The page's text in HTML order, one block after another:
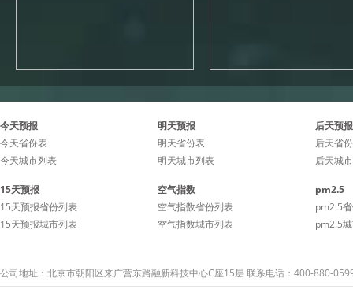
今天预报
今天省份表
今天城市列表
明天预报
明天省份表
明天城市列表
后天预报
后天省
后天城
15天预报
15天预报省份列表
15天预报城市列表
空气指数
空气指数省份列表
空气指数城市列表
pm2.5
pm2.5
pm2.5
公司地址：北京市朝阳区来广营东路融新科技中心C座15层 联系电话：400-880-